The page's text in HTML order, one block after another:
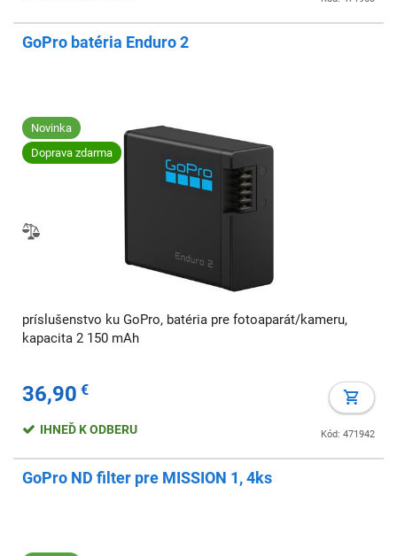
GoPro batéria Enduro 2
Novinka
Doprava zdarma
príslušenstvo ku GoPro, batéria pre fotoaparát/kameru,
kapacita 2 150 mAh
36,90 €
Kód: 471942
IHNEĎ K ODBERU
GoPro ND filter pre MISSION 1, 4ks